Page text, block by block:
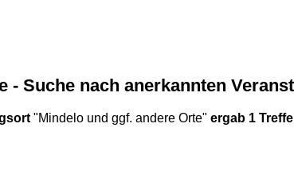
- Suche nach anerkannten
"Mindelo und ggf. andere Orte" ergab 1